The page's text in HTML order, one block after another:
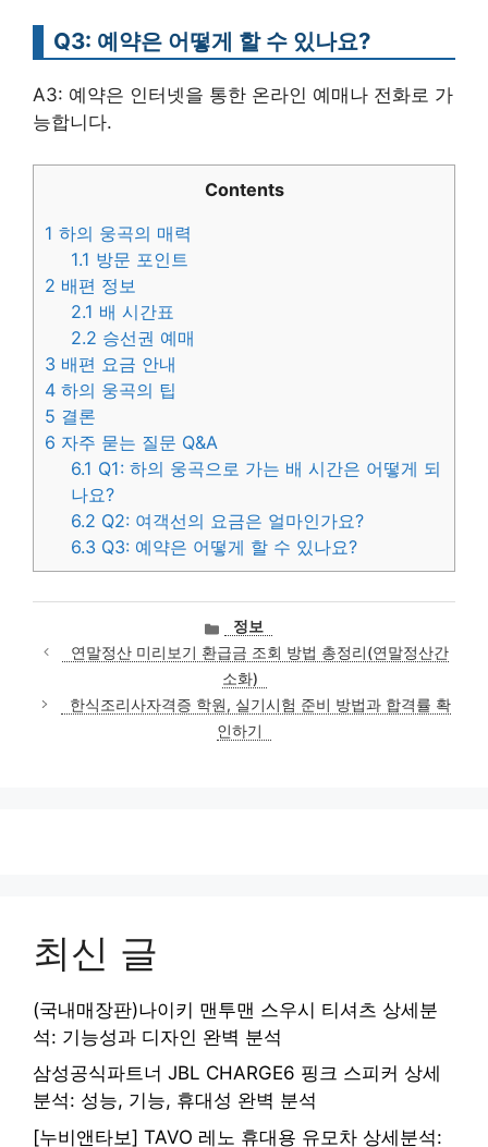
Q3: 예약은 어떻게 할 수 있나요?
A3: 예약은 인터넷을 통한 온라인 예매나 전화로 가
능합니다.
Contents
1 하의 웅곡의 매력
1.1 방문 포인트
2 배편 정보
2.1 배 시간표
2.2 승선권 예매
3 배편 요금 안내
4 하의 웅곡의 팁
5 결론
6 자주 묻는 질문 Q&A
6.1 Q1: 하의 웅곡으로 가는 배 시간은 어떻게 되
나요?
6.2 Q2: 여객선의 요금은 얼마인가요?
6.3 Q3: 예약은 어떻게 할 수 있나요?
카
테
고
리
정보
연말정산 미리보기 환급금 조회 방법 총정리(연말정산간
소화)
한식조리사자격증 학원, 실기시험 준비 방법과 합격률 확
인하기
최신 글
(국내매장판)나이키 맨투맨 스우시 티셔츠 상세분
석: 기능성과 디자인 완벽 분석
삼성공식파트너 JBL CHARGE6 핑크 스피커 상세
분석: 성능, 기능, 휴대성 완벽 분석
[누비앤타보] TAVO 레노 휴대용 유모차 상세분석: